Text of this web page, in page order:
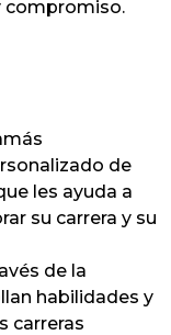
compromiso.
de
les ayuda a
su carrera y su
de la
habilidades y
carreras